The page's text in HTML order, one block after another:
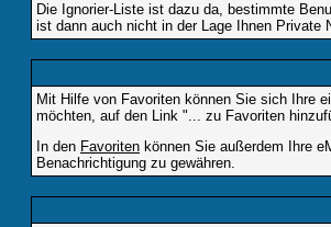
Die Ignorier-Liste ist dazu da, bestimmte
ist dann auch nicht in der Lage Ihnen Private
Mit Hilfe von Favoriten können Sie sich Ihre
möchten, auf den Link "... zu Favoriten
In den Favoriten können Sie außerdem Ihre
Benachrichtigung zu gewähren.